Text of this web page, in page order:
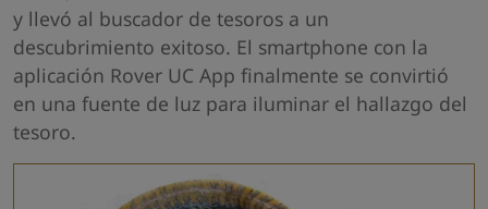
y llevó al buscador de tesoros a un
descubrimiento exitoso. El smartphone con la
aplicación Rover UC App finalmente se convirtió
en una fuente de luz para iluminar el hallazgo del
tesoro.